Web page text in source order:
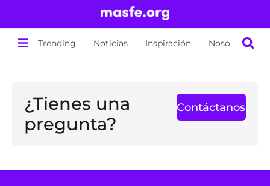
Trending Noticias Inspiración Nosotros
¿Tienes una
pregunta?
Contáctanos